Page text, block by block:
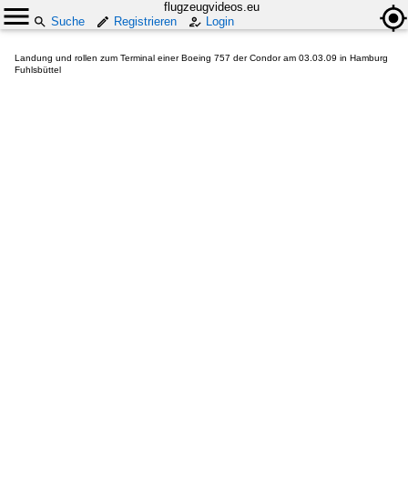
flugzeugvideos.eu
Suche
Registrieren Login
Landung und rollen zum Terminal einer Boeing 757 der Condor am 03.03.09 in Hamburg
Fuhlsbüttel